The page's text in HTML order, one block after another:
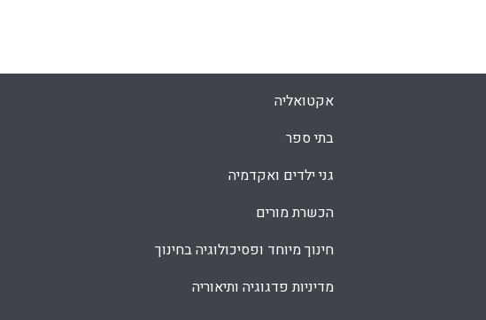
WhatsApp
Facebook
Email
X
אקטואליה
בתי ספר
גני ילדים ואקדמיה
הכשרת מורים
חינוך מיוחד ופסיכולוגיה בחינוך
מדיניות פדגוגיה ותיאוריה